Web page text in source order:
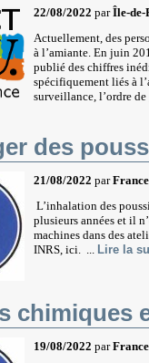
22/08/2022 parÎle-de-
Actuellement, des
à l’amiante. En juin
publié des chiffres
spécifiquement liés à
surveillance, l’ordre de
des
21/08/2022 parFrance
L’inhalation des
plusieurs années et il
machines dans des
INRS, ici. ... Lire la
chimiques
19/08/2022 parFrance